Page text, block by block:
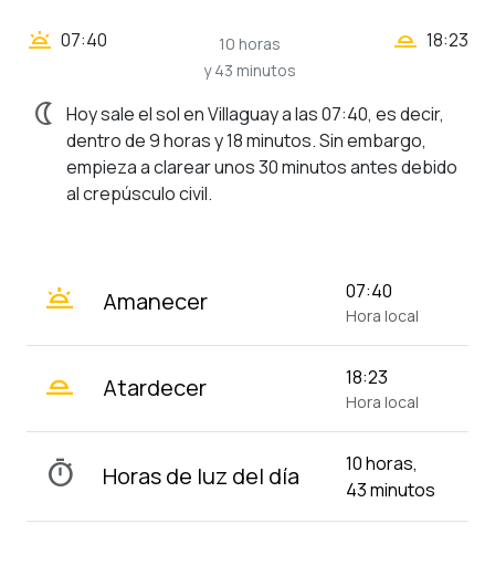
wb_twilight 07:40
10 horas
y 43 minutos
wb_twilight_2 18:23
nightlight Hoy sale el sol en Villaguay a las 07:40, es decir,
dentro de 9 horas y 18 minutos. Sin embargo,
empieza a clarear unos 30 minutos antes debido
al crepúsculo civil.
wb_twilight Amanecer 07:40
Hora local
wb_twilight_2 Atardecer 18:23
Hora local
timer Horas de luz del día
10 horas,
43 minutos